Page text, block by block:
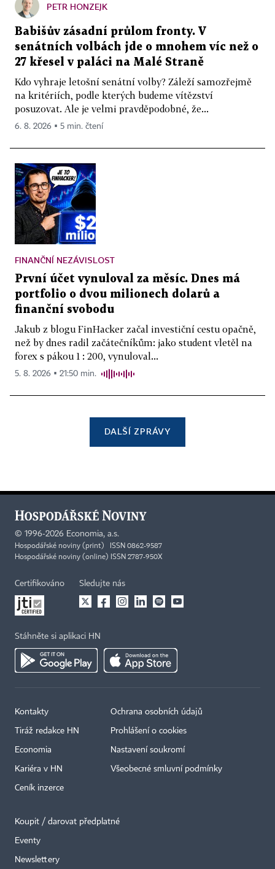
PETR HONZEJK
Babišův zásadní průlom fronty. V
senátních volbách jde o mnohem víc než o
27 křesel v paláci na Malé Straně
Kdo vyhraje letošní senátní volby? Záleží samozřejmě
na kritériích, podle kterých budeme vítězství
posuzovat. Ale je velmi pravděpodobné, že...
6. 8. 2026 ▪ 5 min. čtení
FINANČNÍ NEZÁVISLOST
První účet vynuloval za měsíc. Dnes má
portfolio o dvou milionech dolarů a
finanční svobodu
Jakub z blogu FinHacker začal investiční cestu opačně,
než by dnes radil začátečníkům: jako student vletěl na
forex s pákou 1 : 200, vynuloval...
5. 8. 2026 ▪ 21:50 min.
DALŠÍ ZPRÁVY
© 1996-2026 Economia, a.s.
Hospodářské noviny (print) ISSN 0862-9587
Hospodářské noviny (online) ISSN 2787-950X
Certifikováno Sledujte nás
Stáhněte si aplikaci HN
Kontakty
Tiráž redakce HN
Economia
Kariéra v HN
Ceník inzerce
Ochrana osobních údajů
Prohlášení o cookies
Nastavení soukromí
Všeobecné smluvní podmínky
Koupit / darovat předplatné
Eventy
Newslettery